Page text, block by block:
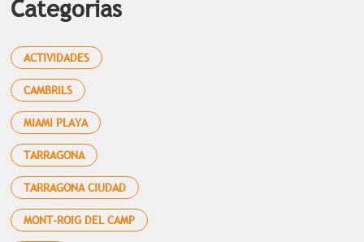
Categorias
ACTIVIDADES
CAMBRILS
MIAMI PLAYA
TARRAGONA
TARRAGONA CIUDAD
MONT-ROIG DEL CAMP